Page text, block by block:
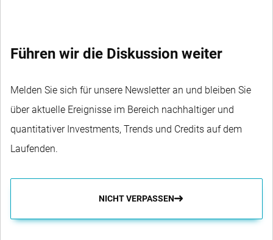
Führen wir die Diskussion weiter
Melden Sie sich für unsere Newsletter an und bleiben Sie
über aktuelle Ereignisse im Bereich nachhaltiger und
quantitativer Investments, Trends und Credits auf dem
Laufenden.
NICHT VERPASSEN